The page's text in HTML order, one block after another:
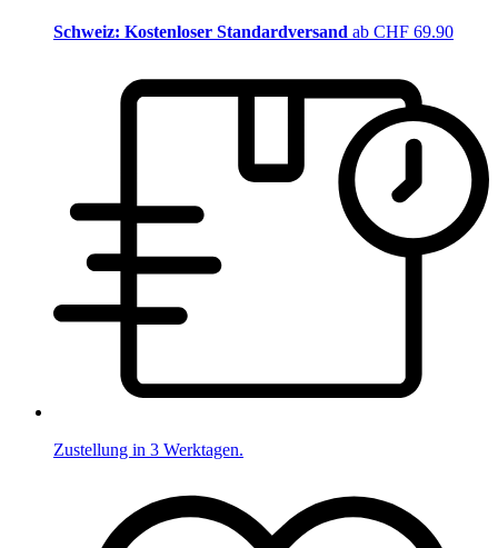
Schweiz: Kostenloser Standardversand ab CHF 69.90
Zustellung in 3 Werktagen.